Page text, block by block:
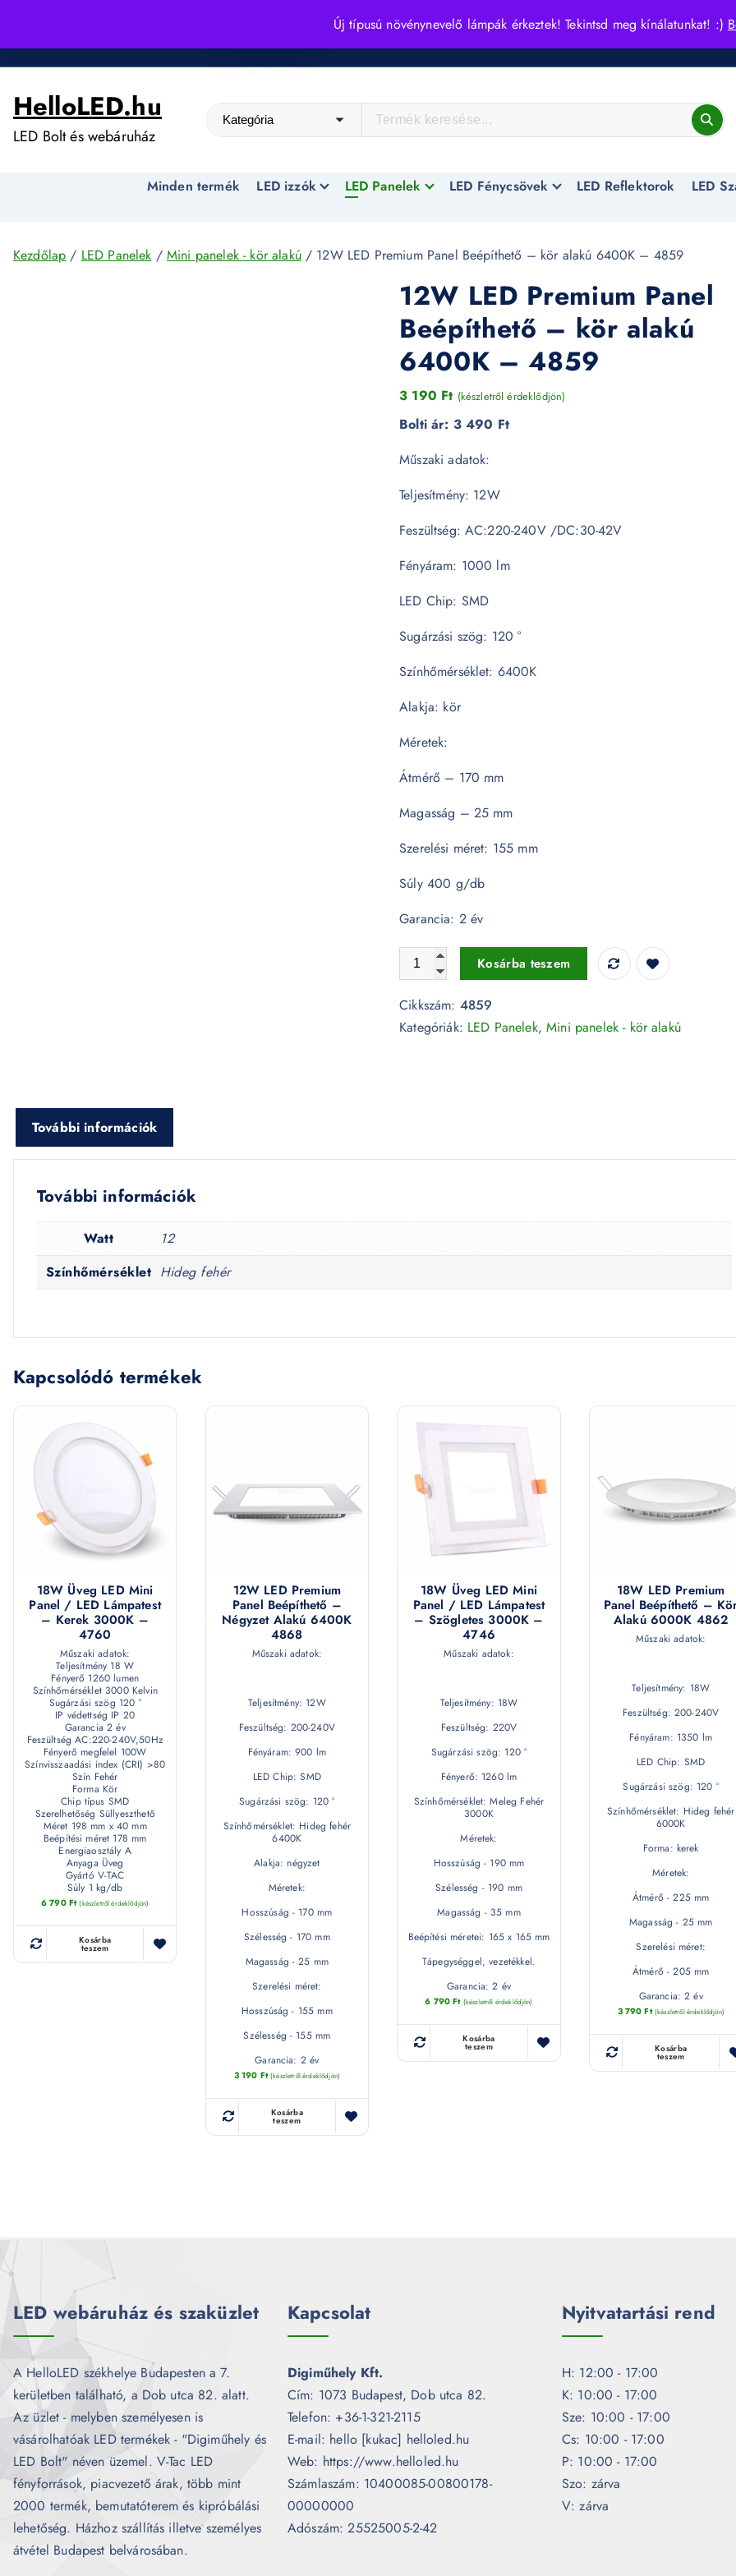
Új típusú növénynevelő lámpák érkeztek! Tekintsd meg kínálatunkat! :)
i
HelloLED.hu
LED Bolt és webáruház
Minden termék LED izzók LED Panelek LED Fénycsövek LED Reflektorok LED
Kezdőlap / LED Panelek /Mini panelek - kör alakú/ 12W LED Premium Panel Beépíthető – kör alakú 6400K – 4859
12W LED Premium Panel
Beépíthető – kör alakú
6400K – 4859
3 190 Ft (készletről érdeklődjön)
Bolti ár: 3 490 Ft
Műszaki adatok:
Teljesítmény: 12W
Feszültség: AC:220-240V /DC:30-42V
Fényáram: 1000 lm
LED Chip: SMD
Sugárzási szög: 120 °
Színhőmérséklet: 6400K
Alakja: kör
Méretek:
Átmérő – 170 mm
Magasság – 25 mm
Szerelési méret: 155 mm
Súly 400 g/db
Garancia: 2 év
12W LED Premium Panel Beépíthető - kör alakú 6400K -
Kosárba teszem
Cikkszám: 4859
Kategóriák: LED Panelek,Mini panelek - kör alakú
További információk
További információk
Watt
12
Színhőmérséklet Hideg fehér
Kapcsolódó termékek
18W Üveg LED Mini
Panel / LED Lámpatest
– Kerek 3000K –
4760
Műszaki adatok:
Teljesítmény 18 W
Fényerő 1260 lumen
Színhőmérséklet 3000 Kelvin
Sugárzási szög 120 °
IP védettség IP 20
Garancia 2 év
Feszültség AC:220-240V,50Hz
Fényerő megfelel 100W
Színvisszaadási index (CRI) >80
Szín Fehér
Forma Kör
Chip típus SMD
Szerelhetőség Süllyeszthető
Méret 198 mm x 40 mm
Beépítési méret 178 mm
Energiaosztály A
Anyaga Üveg
Gyártó V-TAC
Súly 1 kg/db
6 790 Ft (készletről érdeklődjön)
Kosárba
teszem
12W LED Premium
Panel Beépíthető –
Négyzet Alakú 6400K
4868
Műszaki adatok:
Teljesítmény: 12W
Feszültség: 200-240V
Fényáram: 900 lm
LED Chip: SMD
Sugárzási szög: 120 °
Színhőmérséklet: Hideg fehér
6400K
Alakja: négyzet
Méretek:
Hosszúság - 170 mm
Szélesség - 170 mm
Magasság - 25 mm
Szerelési méret:
Hosszúság - 155 mm
Szélesség - 155 mm
Garancia: 2 év
3 190 Ft (készletről érdeklődjön)
Kosárba
teszem
18W Üveg LED Mini
Panel / LED Lámpatest
– Szögletes 3000K –
4746
Műszaki adatok:
Teljesítmény: 18W
Feszültség: 220V
Sugárzási szög: 120 °
Fényerő: 1260 lm
Színhőmérséklet: Meleg Fehér
3000K
Méretek:
Hosszúság - 190 mm
Szélesség - 190 mm
Magasság - 35 mm
Beépítési méretei: 165 x 165 mm
Tápegységgel, vezetékkel.
Garancia: 2 év
6 790Ft (készletről érdeklődjön)
Kosárba
teszem
18W LED Premium
Panel Beépíthető –
Alakú 6000K 4862
Műszaki adatok:
Teljesítmény: 18W
Feszültség: 200-240V
Fényáram: 1350 lm
LED Chip: SMD
Sugárzási szög: 120 °
Színhőmérséklet: Hideg fehér
6000K
Forma: kerek
Méretek:
Átmérő - 225 mm
Magasság - 25 mm
Szerelési méret:
Átmérő - 205 mm
Garancia: 2 év
3 790Ft (készletről érdeklődjön)
Kosárba
teszem
LED webáruház és szaküzlet
A HelloLED székhelye Budapesten a 7.
kerületben található, a Dob utca 82. alatt.
Az üzlet - melyben személyesen is
vásárolhatóak LED termékek - "Digiműhely és
LED Bolt" néven üzemel. V-Tac LED
fényforrások, piacvezető árak, több mint
2000 termék, bemutatóterem és kipróbálási
lehetőség. Házhoz szállítás illetve személyes
átvétel Budapest belvárosában.
Kapcsolat
Digiműhely Kft.
Cím: 1073 Budapest, Dob utca 82.
Telefon: +36-1-321-2115
E-mail: hello [kukac] helloled.hu
Web: https://www.helloled.hu
Számlaszám: 10400085-00800178-
00000000
Adószám: 25525005-2-42
Nyitvatartási rend
H: 12:00 - 17:00
K: 10:00 - 17:00
Sze: 10:00 - 17:00
Cs: 10:00 - 17:00
P: 10:00 - 17:00
Szo: zárva
V: zárva